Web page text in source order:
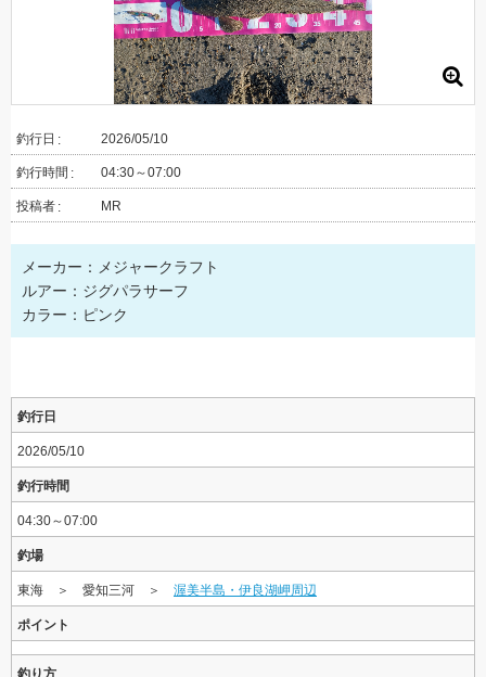
釣行日 2026/05/10
釣行時間 04:30～07:00
投稿者 MR
メーカー：メジャークラフト
ルアー：ジグパラサーフ
カラー：ピンク
釣行日
2026/05/10
釣行時間
04:30～07:00
釣場
東海 ＞ 愛知三河 ＞ 渥美半島・伊良湖岬周辺
ポイント
釣り方